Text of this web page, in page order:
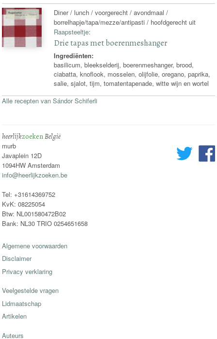
Diner / lunch / voorgerecht / avondmaal /
borrelhapje/tapa/mezze/antipasti / hoofdgerecht uit
Raapsteeltje:
Drie tapas met boerenmeshanger
Ingrediënten:
basilicum, bleekselderij, boerenmeshanger, brood,
ciabatta, knoflook, mosselen, olijfolie, oregano, paprika,
salie, sjalot, tijm, tomatentapenade, witte wijn en wortel
Alle recepten van Sándor Schiferli
heerlijkzoekenBelgië
murb
Javaplein 12D
1094HW Amsterdam
info@heerlijkzoeken.be
Tel: +31614369752
KvK: 08225054
Btw: NL001580472B02
Bank: NL30 TRIO 0254651658
Algemene voorwaarden
Disclaimer
Privacy verklaring
Veelgestelde vragen
Lidmaatschap
Artikelen
Auteurs